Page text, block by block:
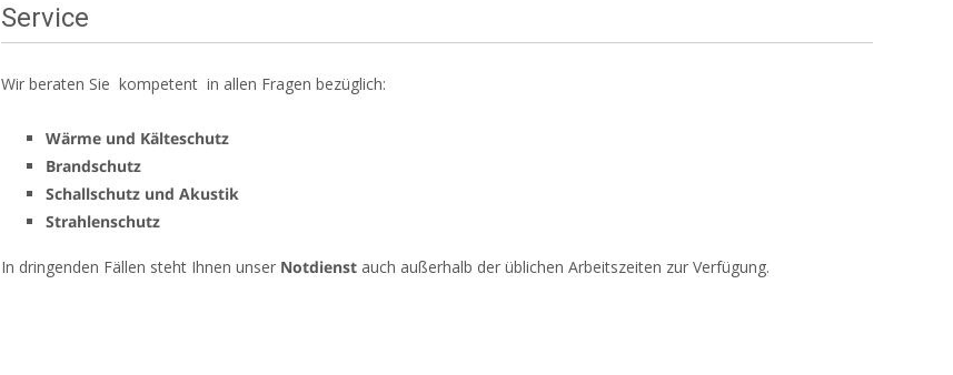
Service
Wir beraten Sie kompetent in allen Fragen bezüglich:
Wärme und Kälteschutz
Brandschutz
Schallschutz und Akustik
Strahlenschutz
In dringenden Fällen steht Ihnen unser Notdienstauch außerhalb der üblichen Arbeitszeiten zur Verfügung.